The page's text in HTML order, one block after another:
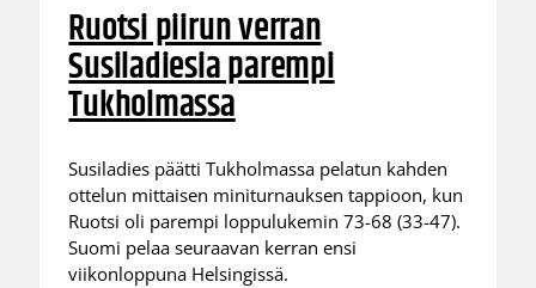
Ruotsi piirun verran
Susiladiesia parempi
Tukholmassa
Susiladies päätti Tukholmassa pelatun kahden
ottelun mittaisen miniturnauksen tappioon, kun
Ruotsi oli parempi loppulukemin 73-68 (33-47).
Suomi pelaa seuraavan kerran ensi
viikonloppuna Helsingissä.